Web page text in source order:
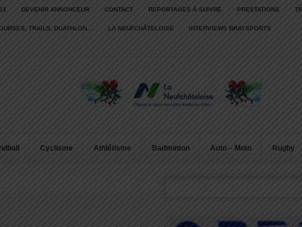
DEVENIR ANNONCEUR CONTACT REPORTAGES À SUIVRE PRESTATIONS
TRAILS, DUATHLON… LA NEUFCHÂTELOISE INTERVIEWS BRAYSPORTS
Cyclisme Athlétisme Badminton Auto – Moto Rugby